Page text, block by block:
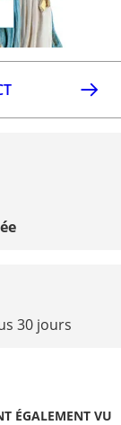
30 jours
ÉGALEMENT VU